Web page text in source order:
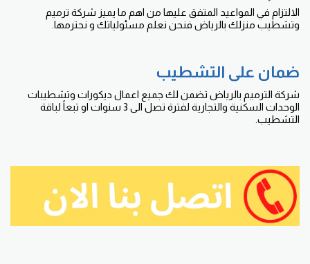
الالتزام في المواعيد المتفق عليها من اهم ما يميز شركة ترميم
وتشطيب منزلك بالرياض فنحن نعلم مسئولياتك و نحترمها.
ضمان على التشطيب
شركة الترميم بالرياض تضمن لك جميع اعمال ديكورات وتشطيبات
الوحدات السكنية والتجارية لفترة تصل الى 3 سنوات او تبعاً لباقة
التشطيب.